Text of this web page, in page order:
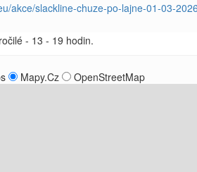
akce/slackline-chuze-po-lajne-01-03-
- 13 - 19 hodin.
Mapy.Cz OpenStreetMap